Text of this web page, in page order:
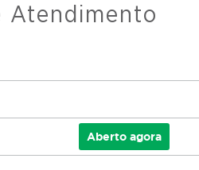
Atendimento
Aberto agora